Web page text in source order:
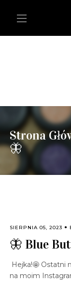
Strona
🦋
SIERPNIA 05, 2023
🦋 Blue
Hejka!🤩 Ostatni
na moim